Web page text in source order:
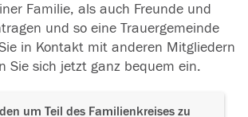
Familie, als auch Freunde und
und so eine Trauergemeinde
in Kontakt mit anderen Mitgliedern
Sie sich jetzt ganz bequem ein.
um Teil des Familienkreises zu